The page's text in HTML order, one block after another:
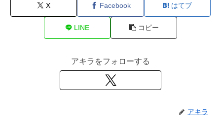
X Facebook はてブ
LINE コピー
アキラをフォローする
アキラ